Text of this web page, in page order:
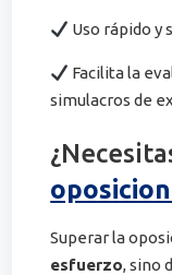
Uso rápido y
Facilita la
simulacros de
Superar la
esfuerzo, sino